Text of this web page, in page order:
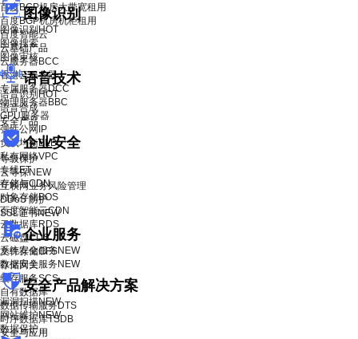
图像识别
图像识别HOT
图像搜索
图像审核
语音技术
语音识别 HOT
语音合成
安全产品
企业安全
等级保护
云等保NEW
互联网业务风险管理
DDoS 防护
SSL证书NEW
企业服务
系统安全服务NEW
数据安全服务 NEW
安全产品解决方案
漏洞扫描NEW
网站维护NEW
数据保护
百度BGP机房大带宽租用
百度BGP机房机柜租用
百度智能云
云基础产品
云服务器BCC
香港云服务器
专属服务器DCC
物理服务器BBC
GPU服务器
弹性公网IP
负载均衡BLB
私有网络VPC
专线ET
存储与CDN
对象存储BOS
百度智能云CDN
云数据库RDS
云磁盘CDS
文件存储CFS
存储网关
缓存服务SCS
自有数据库
数据传输服务DTS
时序数据库TSDB
安全与应用